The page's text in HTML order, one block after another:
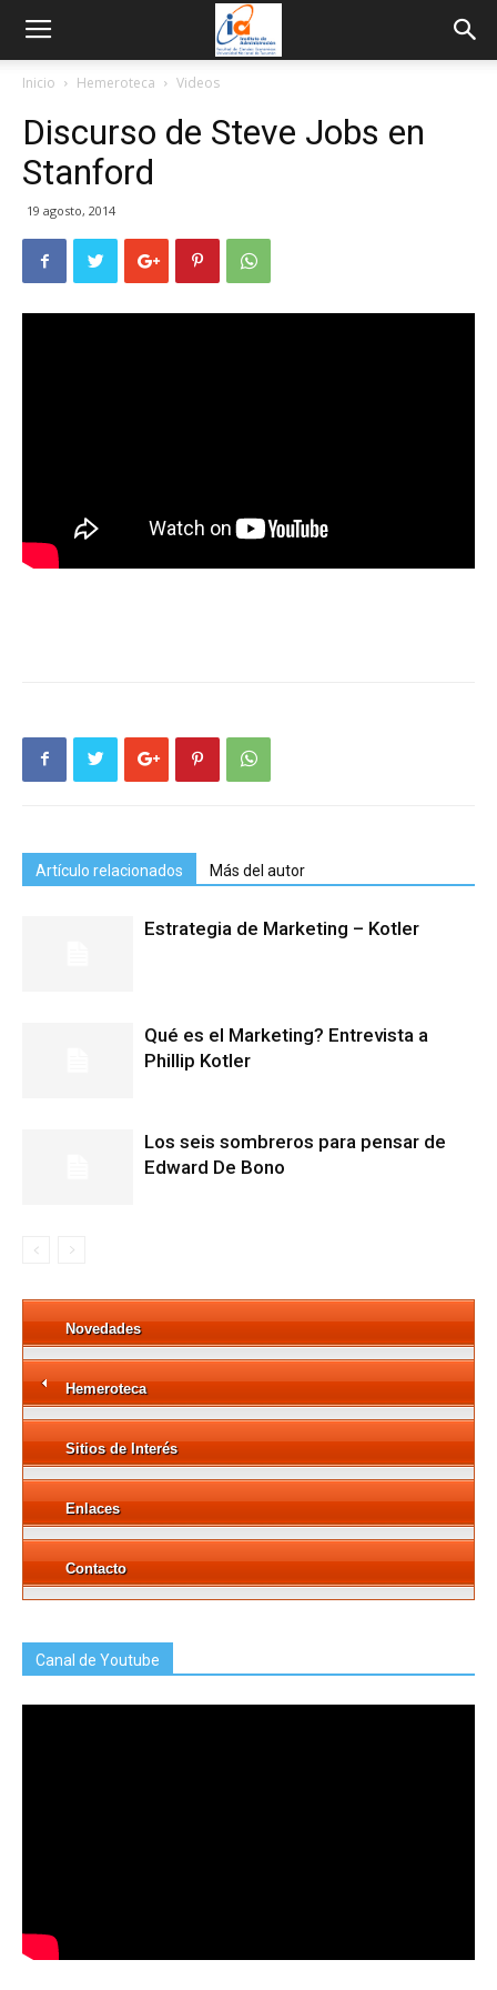
Inicio Hemeroteca Videos
Discurso de Steve Jobs en
Stanford
19 agosto, 2014
Artículo relacionados Más del autor
Estrategia de Marketing – Kotler
Qué es el Marketing? Entrevista a
Phillip Kotler
Los seis sombreros para pensar de
Edward De Bono
Novedades
Hemeroteca
Sitios de Interés
Enlaces
Contacto
Canal de Youtube